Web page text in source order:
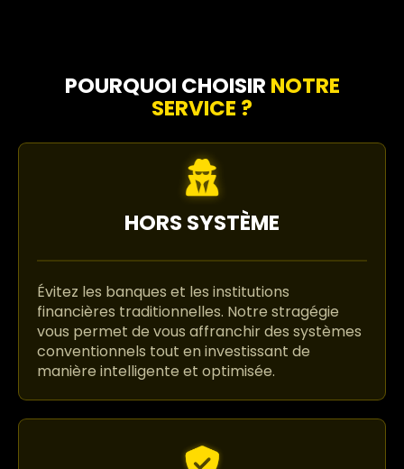
POURQUOI CHOISIR NOTRE
SERVICE ?
HORS SYSTÈME
Évitez les banques et les institutions
financières traditionnelles. Notre stragégie
vous permet de vous affranchir des systèmes
conventionnels tout en investissant de
manière intelligente et optimisée.